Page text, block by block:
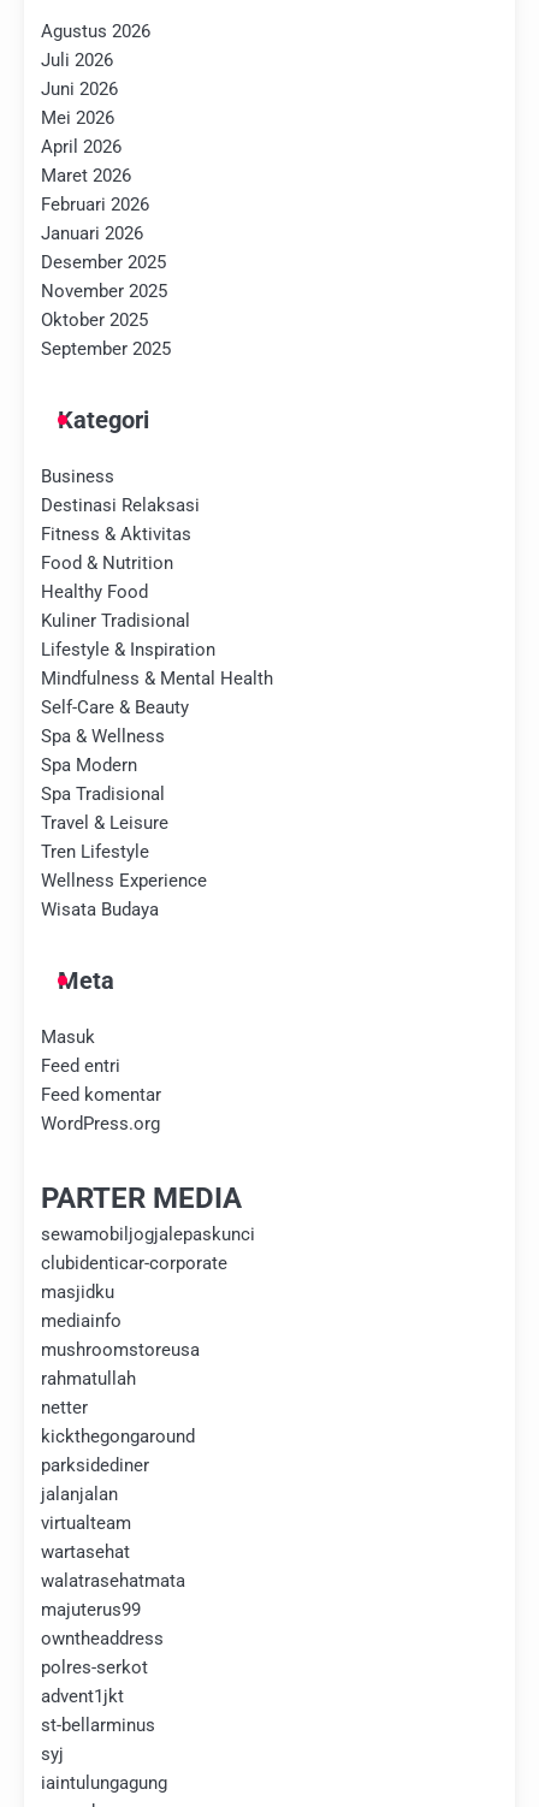
Agustus 2026
Juli 2026
Juni 2026
Mei 2026
April 2026
Maret 2026
Februari 2026
Januari 2026
Desember 2025
November 2025
Oktober 2025
September 2025
Kategori
Business
Destinasi Relaksasi
Fitness & Aktivitas
Food & Nutrition
Healthy Food
Kuliner Tradisional
Lifestyle & Inspiration
Mindfulness & Mental Health
Self-Care & Beauty
Spa & Wellness
Spa Modern
Spa Tradisional
Travel & Leisure
Tren Lifestyle
Wellness Experience
Wisata Budaya
Meta
Masuk
Feed entri
Feed komentar
WordPress.org
PARTER MEDIA
sewamobiljogjalepaskunci
clubidenticar-corporate
masjidku
mediainfo
mushroomstoreusa
rahmatullah
netter
kickthegongaround
parksidediner
jalanjalan
virtualteam
wartasehat
walatrasehatmata
majuterus99
owntheaddress
polres-serkot
advent1jkt
st-bellarminus
syj
iaintulungagung